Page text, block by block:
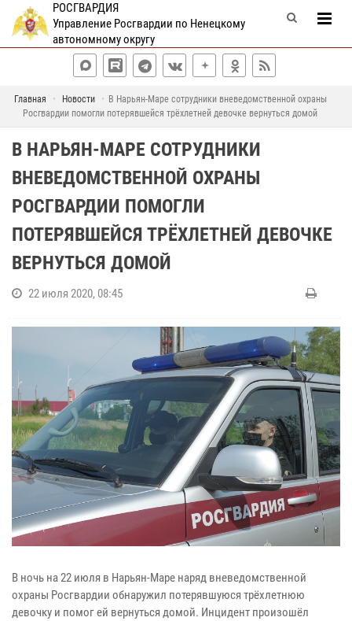
РОСГВАРДИЯ
Управление Росгвардии по Ненецкому
автономному округу
Главная Новости
В Нарьян-Маре сотрудники вневедомственной охраны
Росгвардии помогли потерявшейся трёхлетней девочке вернуться домой
В НАРЬЯН-МАРЕ СОТРУДНИКИ
ВНЕВЕДОМСТВЕННОЙ ОХРАНЫ
РОСГВАРДИИ ПОМОГЛИ
ПОТЕРЯВШЕЙСЯ ТРЁХЛЕТНЕЙ ДЕВОЧКЕ
ВЕРНУТЬСЯ ДОМОЙ
22 июля 2020, 08:45
В ночь на 22 июля в Нарьян-Маре наряд вневедомственной
охраны Росгвардии обнаружил потерявшуюся трёхлетнюю
девочку и помог ей вернуться домой. Инцидент произошёл